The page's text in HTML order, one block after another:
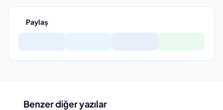
Paylaş
Benzer diğer yazılar